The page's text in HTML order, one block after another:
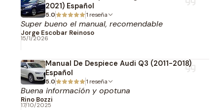
2021) Español
5.0 1 reseña
Super bueno el manual, recomendable
Jorge Escobar Reinoso
15/1/2026
Manual De Despiece Audi Q3 (2011-2018)
Español
5.0 1 reseña
Buena información y opotuna
Rino Bozzi
17/10/2025